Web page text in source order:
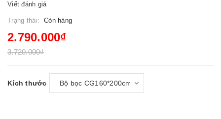
Viết đánh giá
Trạng thái: Còn hàng
2.790.000₫
3.720.000₫
Kích thước